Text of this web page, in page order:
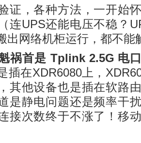
证，各种方法，一开始
连UPS还能电压不稳？
出网络机柜运行，都不能
祸首是 Tplink 2.5G 电
插在XDR6080上，
其他设备也是插在软路
是静电问题还是频率干
接次数终于不涨了！移